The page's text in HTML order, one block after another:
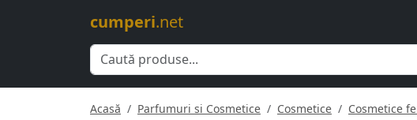
cumperi.net
Acasă Parfumuri si Cosmetice Cosmetice Cosmetice